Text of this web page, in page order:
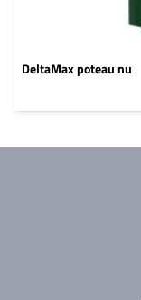
DeltaMax poteau nu